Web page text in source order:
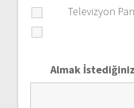
Televizyon
Almak